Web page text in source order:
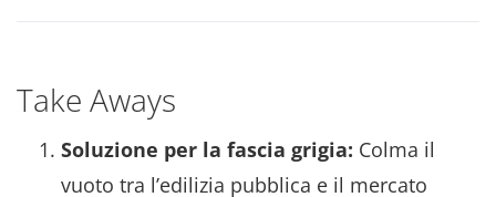
Take Aways
Soluzione per la fascia grigia: Colma il
vuoto tra l’edilizia pubblica e il mercato